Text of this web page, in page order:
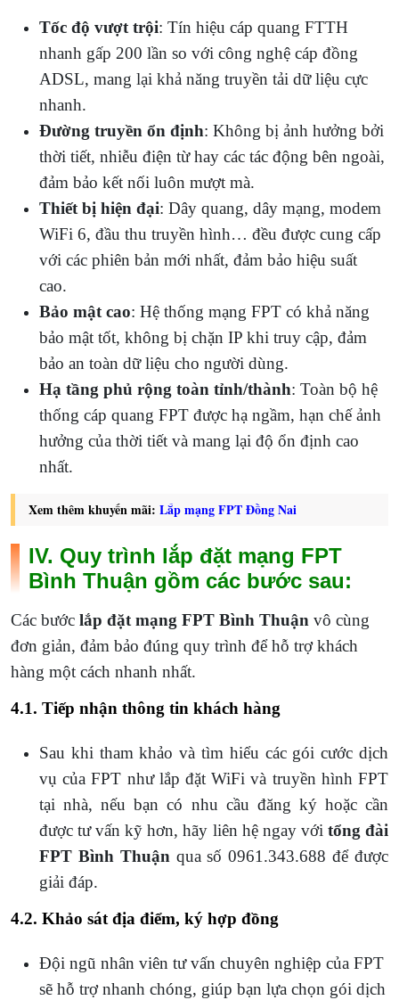
Tốc độ vượt trội: Tín hiệu cáp quang FTTH
nhanh gấp 200 lần so với công nghệ cáp đồng
ADSL, mang lại khả năng truyền tải dữ liệu cực
nhanh.
Đường truyền ổn định: Không bị ảnh hưởng bởi
thời tiết, nhiễu điện từ hay các tác động bên ngoài,
đảm bảo kết nối luôn mượt mà.
Thiết bị hiện đại: Dây quang, dây mạng, modem
WiFi 6, đầu thu truyền hình… đều được cung cấp
với các phiên bản mới nhất, đảm bảo hiệu suất
cao.
Bảo mật cao: Hệ thống mạng FPT có khả năng
bảo mật tốt, không bị chặn IP khi truy cập, đảm
bảo an toàn dữ liệu cho người dùng.
Hạ tầng phủ rộng toàn tỉnh/thành: Toàn bộ hệ
thống cáp quang FPT được hạ ngầm, hạn chế ảnh
hưởng của thời tiết và mang lại độ ổn định cao
nhất.
Xem thêm khuyến mãi: Lắp mạng FPT Đồng Nai
IV. Quy trình lắp đặt mạng FPT
Bình Thuận gồm các bước sau:
Các bước lắp đặt mạng FPT Bình Thuận vô cùng
đơn giản, đảm bảo đúng quy trình để hỗ trợ khách
hàng một cách nhanh nhất.
4.1. Tiếp nhận thông tin khách hàng
Sau khi tham khảo và tìm hiểu các gói cước dịch
vụ của FPT như lắp đặt WiFi và truyền hình FPT
tại nhà, nếu bạn có nhu cầu đăng ký hoặc cần
được tư vấn kỹ hơn, hãy liên hệ ngay với tổng đài
FPT Bình Thuậnqua số 0961.343.688 để được
giải đáp.
4.2. Khảo sát địa điểm, ký hợp đồng
Đội ngũ nhân viên tư vấn chuyên nghiệp của FPT
sẽ hỗ trợ nhanh chóng, giúp bạn lựa chọn gói dịch